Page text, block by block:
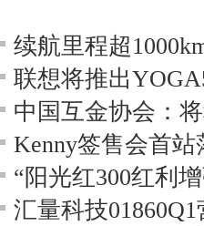
中国互金协会：
汇量科技